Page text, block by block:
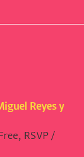
Reyes y
RSVP /